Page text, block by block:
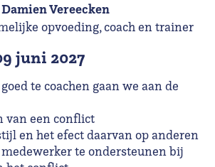
juni 2027
te coachen gaan we aan de
van een conflict
en het efect daarvan op anderen
medewerker te ondersteunen bij
Damien Vereecken
opvoeding, coach en trainer